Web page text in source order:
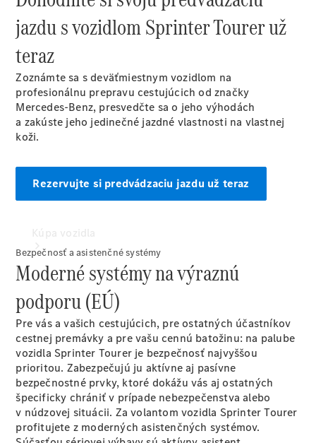
Konfigurátor
úžitkových vozidiel
Aktuálne
ponuky a
zvýhodnenia
jazdu s vozidlom Sprinter Tourer už
teraz
Zoznámte sa s deväťmiestnym vozidlom na
profesionálnu prepravu cestujúcich od značky
Mercedes-Benz, presvedčte sa o jeho výhodách
a zakúste jeho jedinečné jazdné vlastnosti na vlastnej
koži.
Rezervujte si predvádzaciu jazdu už teraz
Bezpečnosť a asistenčné systémy
Moderné systémy na výraznú
podporu (EÚ)
Pre vás a vašich cestujúcich, pre ostatných účastníkov
cestnej premávky a pre vašu cennú batožinu: na palube
vozidla Sprinter Tourer je bezpečnosť najvyššou
prioritou. Zabezpečujú ju aktívne aj pasívne
bezpečnostné prvky, ktoré dokážu vás aj ostatných
špecificky chrániť v prípade nebezpečenstva alebo
v núdzovej situácii. Za volantom vozidla Sprinter Tourer
profitujete z moderných asistenčných systémov.